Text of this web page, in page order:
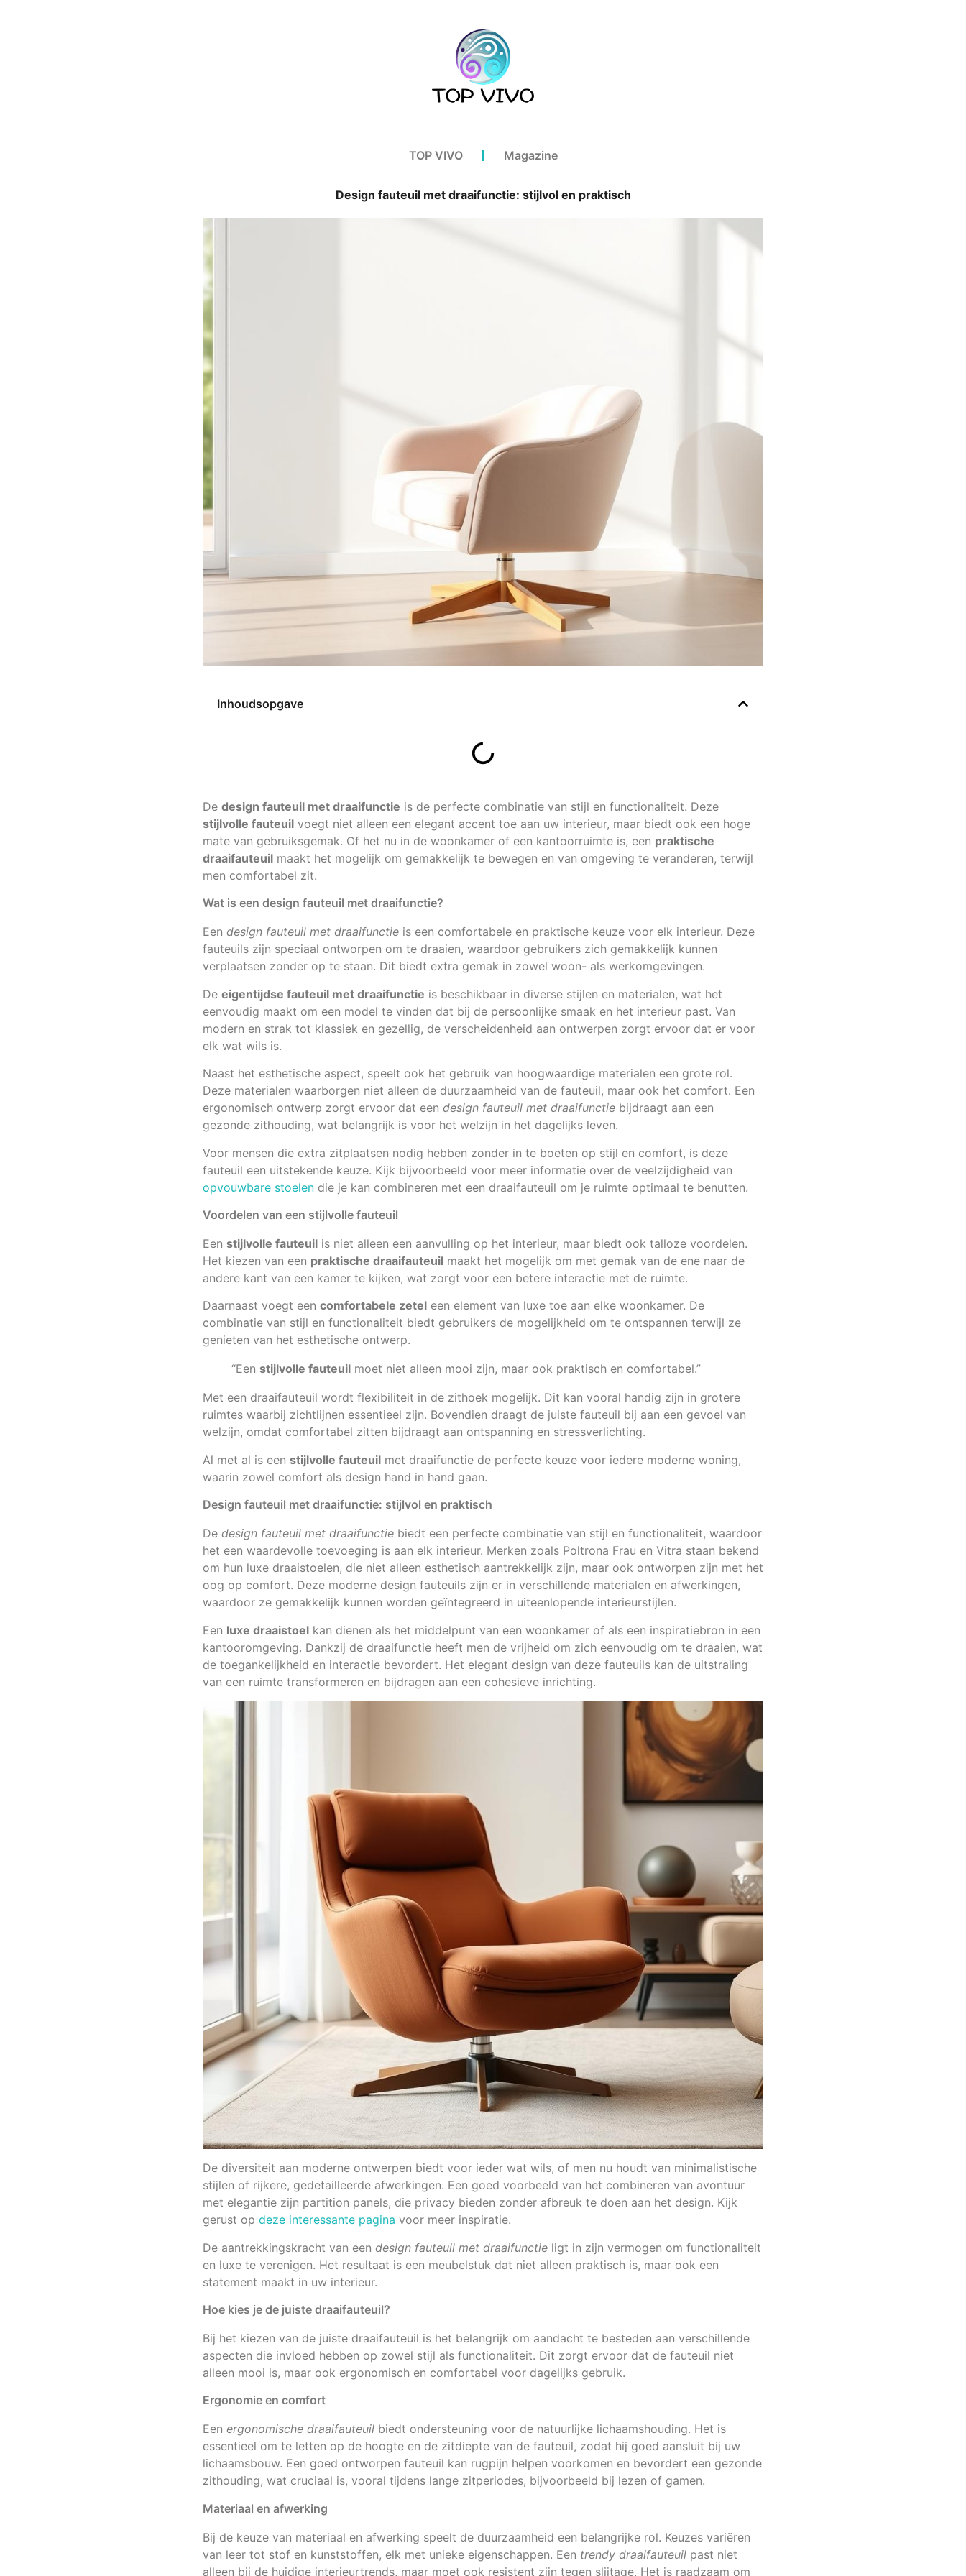
TOP VIVO Magazine
Design fauteuil met draaifunctie: stijlvol en praktisch
Inhoudsopgave
De design fauteuil met draaifunctie is de perfecte combinatie van stijl en functionaliteit. Deze
stijlvolle fauteuil voegt niet alleen een elegant accent toe aan uw interieur, maar biedt ook een hoge
mate van gebruiksgemak. Of het nu in de woonkamer of een kantoorruimte is, een praktische
draaifauteuil maakt het mogelijk om gemakkelijk te bewegen en van omgeving te veranderen, terwijl
men comfortabel zit.
Wat is een design fauteuil met draaifunctie?
Een design fauteuil met draaifunctie is een comfortabele en praktische keuze voor elk interieur. Deze
fauteuils zijn speciaal ontworpen om te draaien, waardoor gebruikers zich gemakkelijk kunnen
verplaatsen zonder op te staan. Dit biedt extra gemak in zowel woon- als werkomgevingen.
De eigentijdse fauteuil met draaifunctie is beschikbaar in diverse stijlen en materialen, wat het
eenvoudig maakt om een model te vinden dat bij de persoonlijke smaak en het interieur past. Van
modern en strak tot klassiek en gezellig, de verscheidenheid aan ontwerpen zorgt ervoor dat er voor
elk wat wils is.
Naast het esthetische aspect, speelt ook het gebruik van hoogwaardige materialen een grote rol.
Deze materialen waarborgen niet alleen de duurzaamheid van de fauteuil, maar ook het comfort. Een
ergonomisch ontwerp zorgt ervoor dat een design fauteuil met draaifunctie bijdraagt aan een
gezonde zithouding, wat belangrijk is voor het welzijn in het dagelijks leven.
Voor mensen die extra zitplaatsen nodig hebben zonder in te boeten op stijl en comfort, is deze
fauteuil een uitstekende keuze. Kijk bijvoorbeeld voor meer informatie over de veelzijdigheid van
opvouwbare stoelen die je kan combineren met een draaifauteuil om je ruimte optimaal te benutten.
Voordelen van een stijlvolle fauteuil
Een stijlvolle fauteuil is niet alleen een aanvulling op het interieur, maar biedt ook talloze voordelen.
Het kiezen van een praktische draaifauteuil maakt het mogelijk om met gemak van de ene naar de
andere kant van een kamer te kijken, wat zorgt voor een betere interactie met de ruimte.
Daarnaast voegt een comfortabele zetel een element van luxe toe aan elke woonkamer. De
combinatie van stijl en functionaliteit biedt gebruikers de mogelijkheid om te ontspannen terwijl ze
genieten van het esthetische ontwerp.
“Een stijlvolle fauteuil moet niet alleen mooi zijn, maar ook praktisch en comfortabel.”
Met een draaifauteuil wordt flexibiliteit in de zithoek mogelijk. Dit kan vooral handig zijn in grotere
ruimtes waarbij zichtlijnen essentieel zijn. Bovendien draagt de juiste fauteuil bij aan een gevoel van
welzijn, omdat comfortabel zitten bijdraagt aan ontspanning en stressverlichting.
Al met al is een stijlvolle fauteuil met draaifunctie de perfecte keuze voor iedere moderne woning,
waarin zowel comfort als design hand in hand gaan.
Design fauteuil met draaifunctie: stijlvol en praktisch
De design fauteuil met draaifunctie biedt een perfecte combinatie van stijl en functionaliteit, waardoor
het een waardevolle toevoeging is aan elk interieur. Merken zoals Poltrona Frau en Vitra staan bekend
om hun luxe draaistoelen, die niet alleen esthetisch aantrekkelijk zijn, maar ook ontworpen zijn met het
oog op comfort. Deze moderne design fauteuils zijn er in verschillende materialen en afwerkingen,
waardoor ze gemakkelijk kunnen worden geïntegreerd in uiteenlopende interieurstijlen.
Een luxe draaistoel kan dienen als het middelpunt van een woonkamer of als een inspiratiebron in een
kantooromgeving. Dankzij de draaifunctie heeft men de vrijheid om zich eenvoudig om te draaien, wat
de toegankelijkheid en interactie bevordert. Het elegant design van deze fauteuils kan de uitstraling
van een ruimte transformeren en bijdragen aan een cohesieve inrichting.
De diversiteit aan moderne ontwerpen biedt voor ieder wat wils, of men nu houdt van minimalistische
stijlen of rijkere, gedetailleerde afwerkingen. Een goed voorbeeld van het combineren van avontuur
met elegantie zijn partition panels, die privacy bieden zonder afbreuk te doen aan het design. Kijk
gerust op deze interessante pagina voor meer inspiratie.
De aantrekkingskracht van een design fauteuil met draaifunctie ligt in zijn vermogen om functionaliteit
en luxe te verenigen. Het resultaat is een meubelstuk dat niet alleen praktisch is, maar ook een
statement maakt in uw interieur.
Hoe kies je de juiste draaifauteuil?
Bij het kiezen van de juiste draaifauteuil is het belangrijk om aandacht te besteden aan verschillende
aspecten die invloed hebben op zowel stijl als functionaliteit. Dit zorgt ervoor dat de fauteuil niet
alleen mooi is, maar ook ergonomisch en comfortabel voor dagelijks gebruik.
Ergonomie en comfort
Een ergonomische draaifauteuil biedt ondersteuning voor de natuurlijke lichaamshouding. Het is
essentieel om te letten op de hoogte en de zitdiepte van de fauteuil, zodat hij goed aansluit bij uw
lichaamsbouw. Een goed ontworpen fauteuil kan rugpijn helpen voorkomen en bevordert een gezonde
zithouding, wat cruciaal is, vooral tijdens lange zitperiodes, bijvoorbeeld bij lezen of gamen.
Materiaal en afwerking
Bij de keuze van materiaal en afwerking speelt de duurzaamheid een belangrijke rol. Keuzes variëren
van leer tot stof en kunststoffen, elk met unieke eigenschappen. Een trendy draaifauteuil past niet
alleen bij de huidige interieurtrends, maar moet ook resistent zijn tegen slijtage. Het is raadzaam om